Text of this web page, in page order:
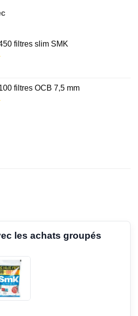
filtres slim SMK
filtres OCB 7,5 mm
les achats groupés